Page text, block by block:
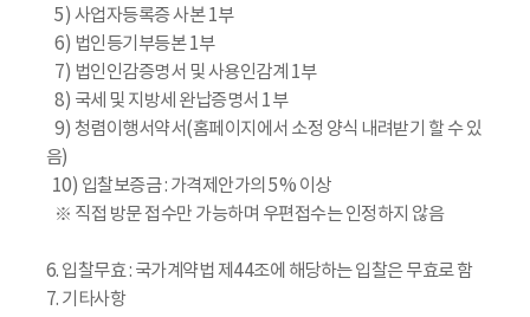
5) 사업자등록증 사본 1부
6) 법인등기부등본 1부
7) 법인인감증명서 및 사용인감계 1부
8) 국세 및 지방세 완납증명서 1부
9) 청렴이행서약서(홈페이지에서 소정 양식 내려받기 할 수 있
음)
10) 입찰보증금 : 가격제안가의 5% 이상
※ 직접 방문 접수만 가능하며 우편접수는 인정하지 않음
6. 입찰무효 : 국가계약법 제44조에 해당하는 입찰은 무효로 함
7. 기타사항